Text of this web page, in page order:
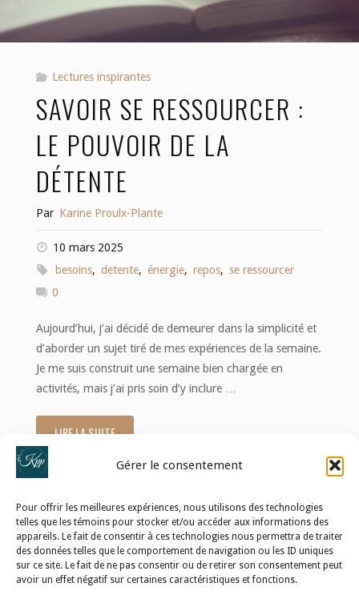
Gérer le consentement
Pour offrir les meilleures expériences, nous utilisons des technologies
telles que les témoins pour stocker et/ou accéder aux informations des
appareils. Le fait de consentir à ces technologies nous permettra de traiter
des données telles que le comportement de navigation ou les ID uniques
sur ce site. Le fait de ne pas consentir ou de retirer son consentement peut
avoir un effet négatif sur certaines caractéristiques et fonctions.
Lectures inspirantes
SAVOIR SE RESSOURCER :
LE POUVOIR DE LA
DÉTENTE
Par Karine Proulx-Plante
10 mars 2025
besoins, detente, énergie, repos, se ressourcer
0
Aujourd’hui, j’ai décidé de demeurer dans la simplicité et
d’aborder un sujet tiré de mes expériences de la semaine.
Je me suis construit une semaine bien chargée en
activités, mais j’ai pris soin d’y inclure …
LIRE LA SUITE"Savoir
se
ressourcer
:
le
POLITIQUE DE CONFIDENTIALITÉ
POLITIQUE DE TÉMOINS (UE)